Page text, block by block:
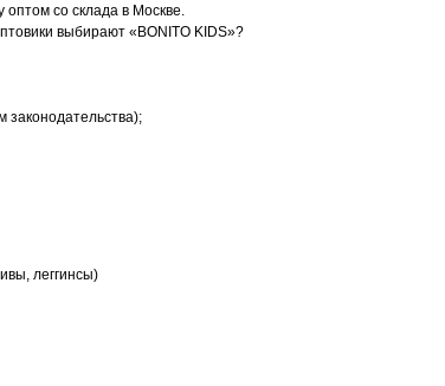
со склада в Москве.
выбирают «BONITO KIDS»?
леггинсы)